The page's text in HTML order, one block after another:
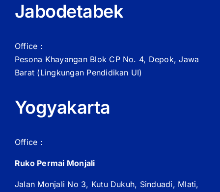
Jabodetabek
Office :
Pesona Khayangan Blok CP No. 4, Depok, Jawa
Barat (Lingkungan Pendidikan UI)
Yogyakarta
Office :
Ruko Permai Monjali
Jalan Monjali No 3, Kutu Dukuh, Sinduadi, Mlati,